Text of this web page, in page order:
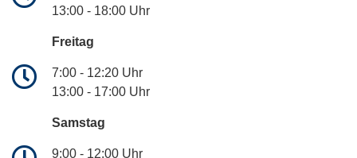
13:00 - 18:00 Uhr
Freitag
7:00 - 12:20 Uhr
13:00 - 17:00 Uhr
Samstag
9:00 - 12:00 Uhr